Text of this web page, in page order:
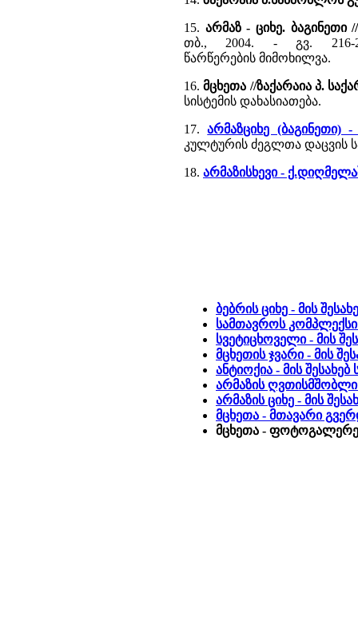
15. არმაზ - ციხე.
თბ., 2004. - გვ. 216-
წარწერების მიმოხილვა.
16.მცხეთა //ზაქარაია პ.
სისტემის დახასიათება.
17.არმაზციხე
კულტურის ძეგლთა დაცვის
18. არმაზისხევი -
ბებრის ციხე - მის
სამთავროს კომპლექსი
სვეტიცხოველი - მის
მცხეთის ჯვარი - მის
ანტიოქია - მის
არმაზის
არმაზის ციხე - მის
მცხეთა - მთავარი
მცხეთა -